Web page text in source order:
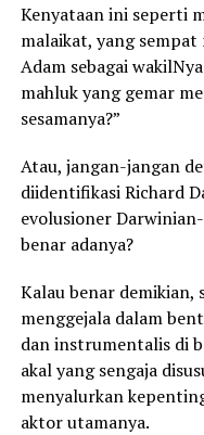
Kenyataan ini seperti
malaikat, yang
Adam sebagai
mahluk yang gemar
sesamanya?”
Atau, jangan-jangan
diidentifikasi Richard
evolusioner
benar adanya?
Kalau benar demikian,
menggejala dalam
dan instrumentalis di
akal yang sengaja
menyalurkan
aktor utamanya.